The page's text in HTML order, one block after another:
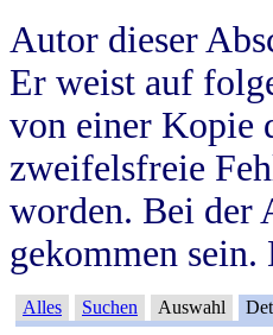
Autor dieser
Er weist auf
von einer Kopie
zweifelsfreie
worden. Bei der
gekommen
Alles Suchen Auswahl